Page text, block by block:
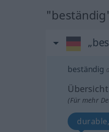
beständig
(Für mehr